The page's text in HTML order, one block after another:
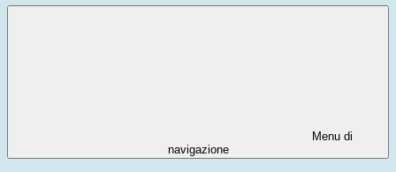
Menu di
navigazione